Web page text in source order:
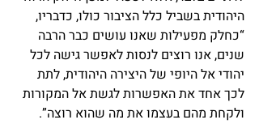
היהודית בשביל כלל הציבור כולו, כדבריו,
“כחלק מפעילות שאנו עושים כבר הרבה
שנים, אנו רוצים לנסות לאפשר גישה לכל
יהודי אל היופי של היצירה היהודית, לתת
לכך אחד את האפשרות לגשת אל המקורות
ולקחת מהם בעצמו את מה שהוא רוצה”.